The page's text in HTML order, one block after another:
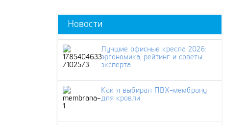
Новости
Лучшие офисные кресла 2026:
эргономика, рейтинг и советы
эксперта
Как я выбирал ПВХ-мембрану
для кровли